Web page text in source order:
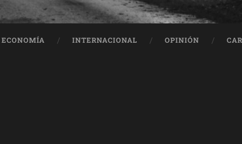
ECONOMÍA INTERNACIONAL OPINIÓN